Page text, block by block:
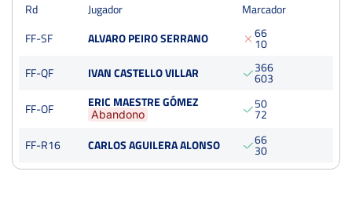
3 6
PERDIDOS JUEGOS GANADOS
37
Open Internacional de la Magdalena Castellón
Del 27 al 05 de marzo, 2023
Semifinales
Rd Jugador
Marcador
FF-SF
ALVARO PEIRO SERRANO 6
1
6
0
FF-QF
IVAN CASTELLO VILLAR 3
6
6
0
6
3
FF-OF
ERIC MAESTRE GÓMEZ
Abandono
5
7
0
2
FF-R16
CARLOS AGUILERA ALONSO 6
3
6
0